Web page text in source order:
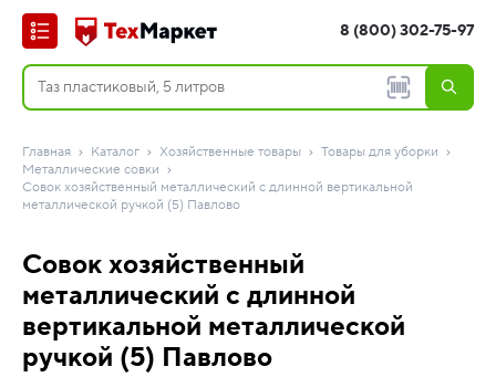
8 (800) 302-75-97
Главная Каталог Хозяйственные товары
Товары для уборки
Металлические совки
Совок хозяйственный металлический с длинной вертикальной
металлической ручкой (5) Павлово
Совок хозяйственный
металлический с длинной
вертикальной металлической
ручкой (5) Павлово